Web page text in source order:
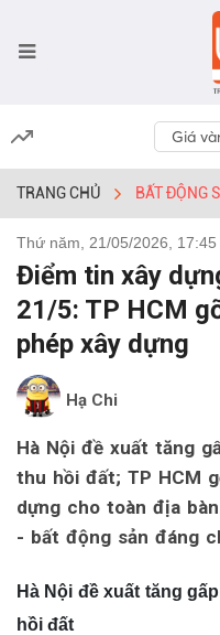
Giá
TRANG CHỦ BẤT ĐỘNG
Thứ năm, 21/05/2026, 17:45
Điểm tin xây
21/5: TP HCM
phép xây dựng
Hạ Chi
Hà Nội đề xuất tăng
thu hồi đất; TP HCM
dựng cho toàn địa
- bất động sản đáng
Hà Nội đề xuất tăng
hồi đất